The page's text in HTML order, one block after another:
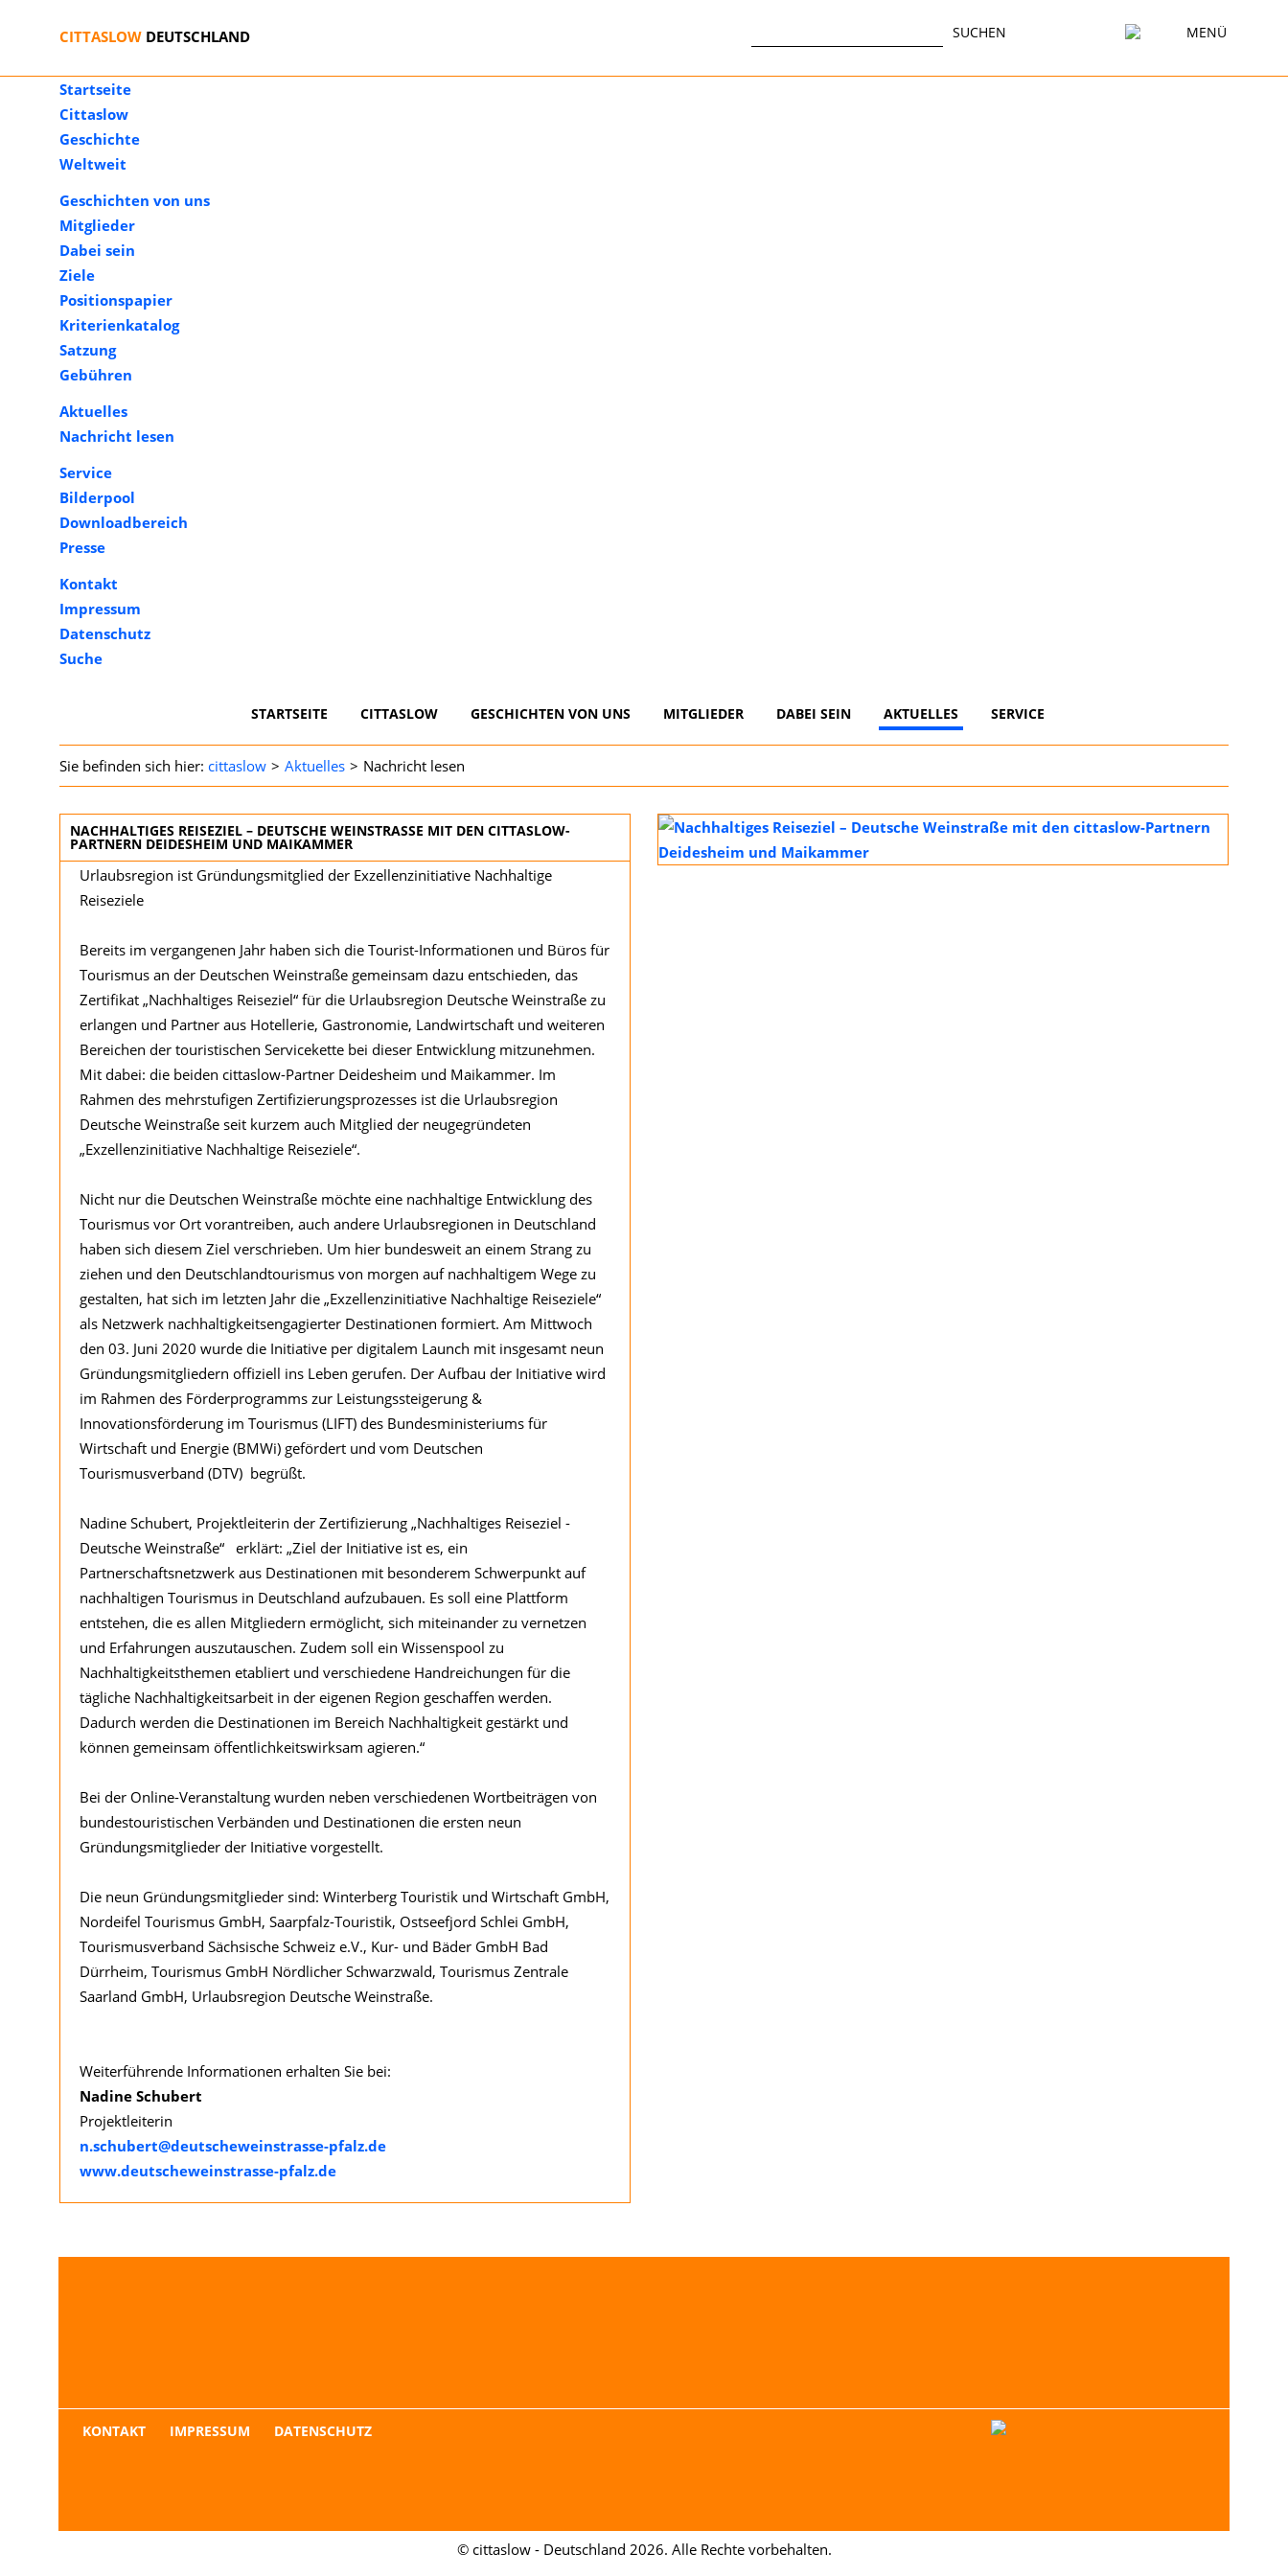
CITTASLOW DEUTSCHLAND SUCHEN MENÜ
Startseite
Cittaslow
Geschichte
Weltweit
Geschichten von uns
Mitglieder
Dabei sein
Ziele
Positionspapier
Kriterienkatalog
Satzung
Gebühren
Aktuelles
Nachricht lesen
Service
Bilderpool
Downloadbereich
Presse
Kontakt
Impressum
Datenschutz
Suche
STARTSEITE CITTASLOW GESCHICHTEN VON UNS MITGLIEDER DABEI SEIN AKTUELLES SERVICE
cittaslow Aktuelles Nachricht lesen
NACHHALTIGES REISEZIEL – DEUTSCHE WEINSTRASSE MIT DEN CITTASLOW-P
ARTNERN DEIDESHEIM UND MAIKAMMER
Urlaubsregion ist Gründungsmitglied der Exzellenzinitiative Nachhaltige
Reiseziele
Bereits im vergangenen Jahr haben sich die Tourist-Informationen und Büros für
Tourismus an der Deutschen Weinstraße gemeinsam dazu entschieden, das
Zertifikat „Nachhaltiges Reiseziel“ für die Urlaubsregion Deutsche Weinstraße zu
erlangen und Partner aus Hotellerie, Gastronomie, Landwirtschaft und weiteren
Bereichen der touristischen Servicekette bei dieser Entwicklung mitzunehmen.
Mit dabei: die beiden cittaslow-Partner Deidesheim und Maikammer. Im
Rahmen des mehrstufigen Zertifizierungsprozesses ist die Urlaubsregion
Deutsche Weinstraße seit kurzem auch Mitglied der neugegründeten
„Exzellenzinitiative Nachhaltige Reiseziele“.
Nicht nur die Deutschen Weinstraße möchte eine nachhaltige Entwicklung des
Tourismus vor Ort vorantreiben, auch andere Urlaubsregionen in Deutschland
haben sich diesem Ziel verschrieben. Um hier bundesweit an einem Strang zu
ziehen und den Deutschlandtourismus von morgen auf nachhaltigem Wege zu
gestalten, hat sich im letzten Jahr die „Exzellenzinitiative Nachhaltige Reiseziele“
als Netzwerk nachhaltigkeitsengagierter Destinationen formiert. Am Mittwoch
den 03. Juni 2020 wurde die Initiative per digitalem Launch mit insgesamt neun
Gründungsmitgliedern offiziell ins Leben gerufen. Der Aufbau der Initiative wird
im Rahmen des Förderprogramms zur Leistungssteigerung &
Innovationsförderung im Tourismus (LIFT) des Bundesministeriums für
Wirtschaft und Energie (BMWi) gefördert und vom Deutschen
Tourismusverband (DTV) begrüßt.
Nadine Schubert, Projektleiterin der Zertifizierung „Nachhaltiges Reiseziel -
Deutsche Weinstraße“ erklärt: „Ziel der Initiative ist es, ein
Partnerschaftsnetzwerk aus Destinationen mit besonderem Schwerpunkt auf
nachhaltigen Tourismus in Deutschland aufzubauen. Es soll eine Plattform
entstehen, die es allen Mitgliedern ermöglicht, sich miteinander zu vernetzen
und Erfahrungen auszutauschen. Zudem soll ein Wissenspool zu
Nachhaltigkeitsthemen etabliert und verschiedene Handreichungen für die
tägliche Nachhaltigkeitsarbeit in der eigenen Region geschaffen werden.
Dadurch werden die Destinationen im Bereich Nachhaltigkeit gestärkt und
können gemeinsam öffentlichkeitswirksam agieren.“
Bei der Online-Veranstaltung wurden neben verschiedenen Wortbeiträgen von
bundestouristischen Verbänden und Destinationen die ersten neun
Gründungsmitglieder der Initiative vorgestellt.
Die neun Gründungsmitglieder sind: Winterberg Touristik und Wirtschaft GmbH,
Nordeifel Tourismus GmbH, Saarpfalz-Touristik, Ostseefjord Schlei GmbH,
Tourismusverband Sächsische Schweiz e.V., Kur- und Bäder GmbH Bad
Dürrheim, Tourismus GmbH Nördlicher Schwarzwald, Tourismus Zentrale
Saarland GmbH, Urlaubsregion Deutsche Weinstraße.
Weiterführende Informationen erhalten Sie bei:
Nadine Schubert
Projektleiterin
n.schubert@deutscheweinstrasse-pfalz.de
www.deutscheweinstrasse-pfalz.de
NAVIGATION
KONTAKT IMPRESSUM DATENSCHUTZ
© cittaslow - Deutschland 2026. Alle Rechte vorbehalten.